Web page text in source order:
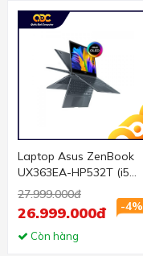
Laptop Asus ZenBook
UX363EA-HP532T (i5
1135G7/8GB
RAM/512GB SSD/13.3
FHD Cảm
ứng/Win10/Cáp/Bút/Túi/
27.999.000đ
-4%
26.999.000đ
Còn hàng